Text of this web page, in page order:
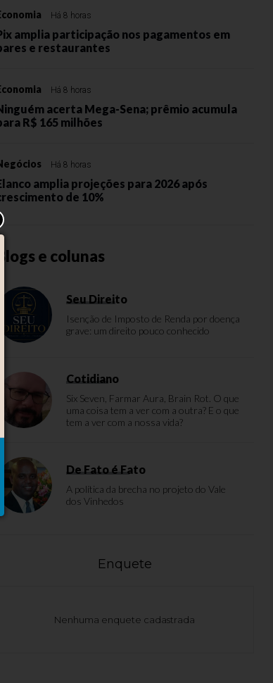
Há 8 horas
amplia participação nos pagamentos em
e restaurantes
Há 8 horas
acerta Mega-Sena; prêmio acumula
R$ 165 milhões
Há 8 horas
amplia projeções para 2026 após
de 10%
Blogs e colunas
Seu Direito
Isenção de Imposto de Renda por doença
grave: um direito pouco conhecido
Cotidiano
Six Seven, Farmar Aura, Brain Rot. O que
uma coisa tem a ver com a outra? E o que
tem a ver com a nossa vida?
De Fato é Fato
A política da brecha no projeto do Vale
dos Vinhedos
Enquete
Nenhuma enquete cadastrada